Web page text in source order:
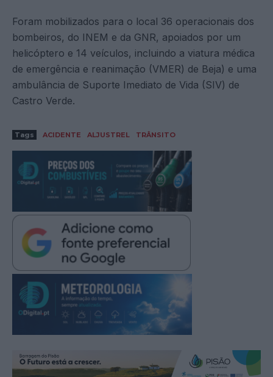
Foram mobilizados para o local 36 operacionais dos
bombeiros, do INEM e da GNR, apoiados por um
helicóptero e 14 veículos, incluindo a viatura médica
de emergência e reanimação (VMER) de Beja) e uma
ambulância de Suporte Imediato de Vida (SIV) de
Castro Verde.
Tags ACIDENTE ALJUSTREL TRÂNSITO